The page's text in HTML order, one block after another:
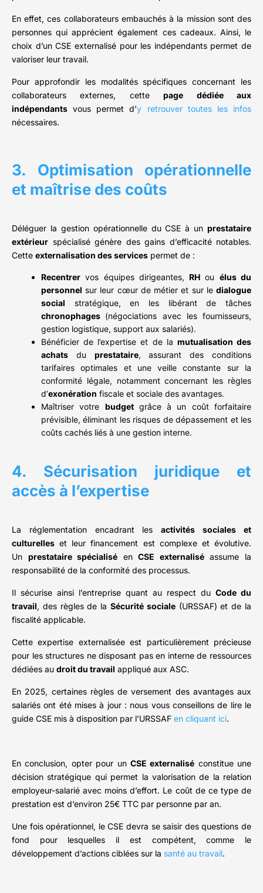
En effet, ces collaborateurs embauchés à la mission sont des
personnes qui apprécient également ces cadeaux. Ainsi, le
choix d’un CSE externalisé pour les indépendants permet de
valoriser leur travail.
Pour approfondir les modalités spécifiques concernant les
collaborateurs externes, cettepage dédiée aux
indépendants vous permet d’y retrouver toutes les infos
nécessaires.
3. Optimisation opérationnelle
et maîtrise des coûts
Déléguer la gestion opérationnelle du CSE à un prestataire
extérieur spécialisé génère des gains d’efficacité notables.
Cette externalisation des services permet de :
Recentrer vos équipes dirigeantes,RH ou élus du
personnel sur leur cœur de métier et sur le dialogue
social stratégique, en les libérant de tâches
chronophages (négociations avec les fournisseurs,
gestion logistique, support aux salariés).
Bénéficier de l’expertise et de la mutualisation des
achats du prestataire, assurant des conditions
tarifaires optimales et une veille constante sur la
conformité légale, notamment concernant les règles
d’exonération fiscale et sociale des avantages.
Maîtriser votre budgetgrâce à un coût forfaitaire
prévisible, éliminant les risques de dépassement et les
coûts cachés liés à une gestion interne.
4. Sécurisation juridique et
accès à l’expertise
La réglementation encadrant lesactivités sociales et
culturelles et leur financement est complexe et évolutive.
Un prestataire spécialisé enCSE externaliséassume la
responsabilité de la conformité des processus.
Il sécurise ainsi l’entreprise quant au respect du Code du
travail, des règles de la Sécurité sociale(URSSAF) et de la
fiscalité applicable.
Cette expertise externalisée est particulièrement précieuse
pour les structures ne disposant pas en interne de ressources
dédiées au droit du travail appliqué aux ASC.
En 2025, certaines règles de versement des avantages aux
salariés ont été mises à jour : nous vous conseillons de lire le
guide CSE mis à disposition par l’URSSAF en cliquant ici.
En conclusion, opter pour un CSE externalisé constitue une
décision stratégique qui permet la valorisation de la relation
employeur-salarié avec moins d’effort. Le coût de ce type de
prestation est d’environ 25€ TTC par personne par an.
Une fois opérationnel, le CSE devra se saisir des questions de
fond pour lesquelles il est compétent, comme le
développement d’actions ciblées sur la santé au travail.